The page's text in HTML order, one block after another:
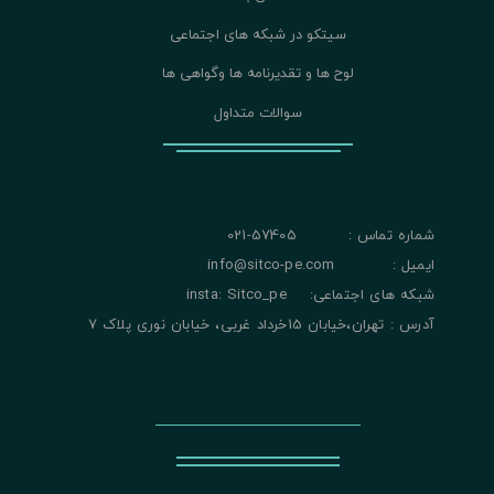
سیتکو در شبکه های اجتماعی
لوح ها و تقدیرنامه ها وگواهی ها
سوالات متداول
شماره تماس : 57405-021
ایمیل : info@sitco-pe.com
شبکه های اجتماعی: insta: Sitco_pe
آدرس : تهران،خیابان 15خرداد غربی، خیابان نوری پلاک 7